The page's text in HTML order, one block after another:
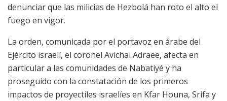
denunciar que las milicias de Hezbolá han roto el alto el
fuego en vigor.
La orden, comunicada por el portavoz en árabe del
Ejército israelí, el coronel Avichai Adraee, afecta en
particular a las comunidades de Nabatiyé y ha
proseguido con la constatación de los primeros
impactos de proyectiles israelíes en Kfar Houna, Srifa y